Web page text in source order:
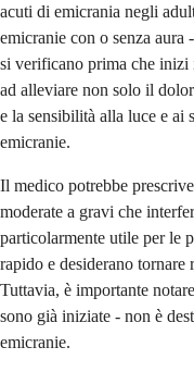
acuti di emicrania negli
emicranie con o senza
si verificano prima che inizi
ad alleviare non solo il
e la sensibilità alla luce e ai
emicranie.
Il medico potrebbe
moderate a gravi che
particolarmente utile per le
rapido e desiderano
Tuttavia, è importante
sono già iniziate - non è
emicranie.